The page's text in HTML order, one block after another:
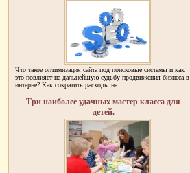
Что такое оптимизация сайта под поисковые системы и как
это повлияет на дальнейшую судьбу продвижения бизнеса в
интерне? Как сократить расходы на...
Три наиболее удачных мастер класса для
детей.